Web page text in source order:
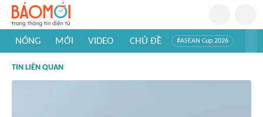
NÓNG MỚI VIDEO CHỦ ĐỀ #ASEAN Cup 2026
#Khám phá thế giới
TIN LIÊN QUAN